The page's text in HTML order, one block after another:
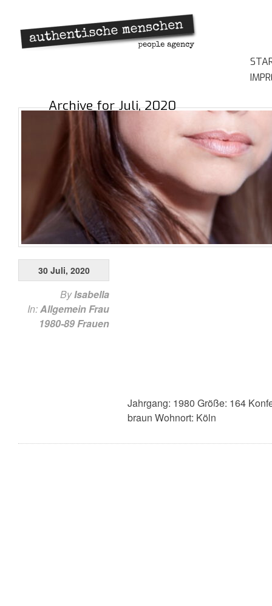
Archive for Juli, 2020
Jahrgang: 1980 Größe: 164
braun Wohnort: Köln
30 Juli, 2020
ByIsabella
In:AllgemeinFrau
1980-89Frauen